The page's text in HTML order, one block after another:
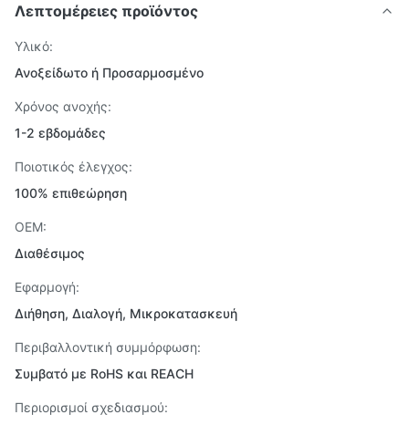
Λεπτομέρειες προϊόντος
Υλικό:
Ανοξείδωτο ή Προσαρμοσμένο
Χρόνος ανοχής:
1-2 εβδομάδες
Ποιοτικός έλεγχος:
100% επιθεώρηση
OEM:
Διαθέσιμος
Εφαρμογή:
Διήθηση, Διαλογή, Μικροκατασκευή
Περιβαλλοντική συμμόρφωση:
Συμβατό με RoHS και REACH
Περιορισμοί σχεδιασμού: